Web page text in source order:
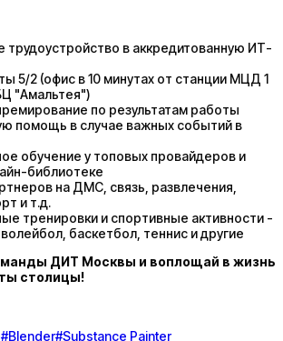
трудоустройство в аккредитованную ИТ-
5/2 (офис в 10 минутах от станции МЦД 1
"Амальтея")
по результатам работы
помощь в случае важных событий в
обучение у топовых провайдеров и
библиотеке
на ДМС, связь, развлечения,
и т.д.
тренировки и спортивные активности -
баскетбол, теннис и другие
ДИТ Москвы и воплощай в жизнь
столицы!
#Blender#Substance Painter